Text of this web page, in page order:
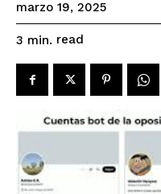
marzo 19, 2025
3 min. read